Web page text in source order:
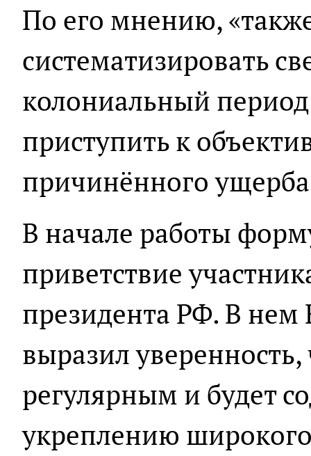
По его мнению,
систематизировать
колониальный
приступить к
причинённого
В начале работы
приветствие
президента РФ. В
выразил
регулярным и будет
укреплению